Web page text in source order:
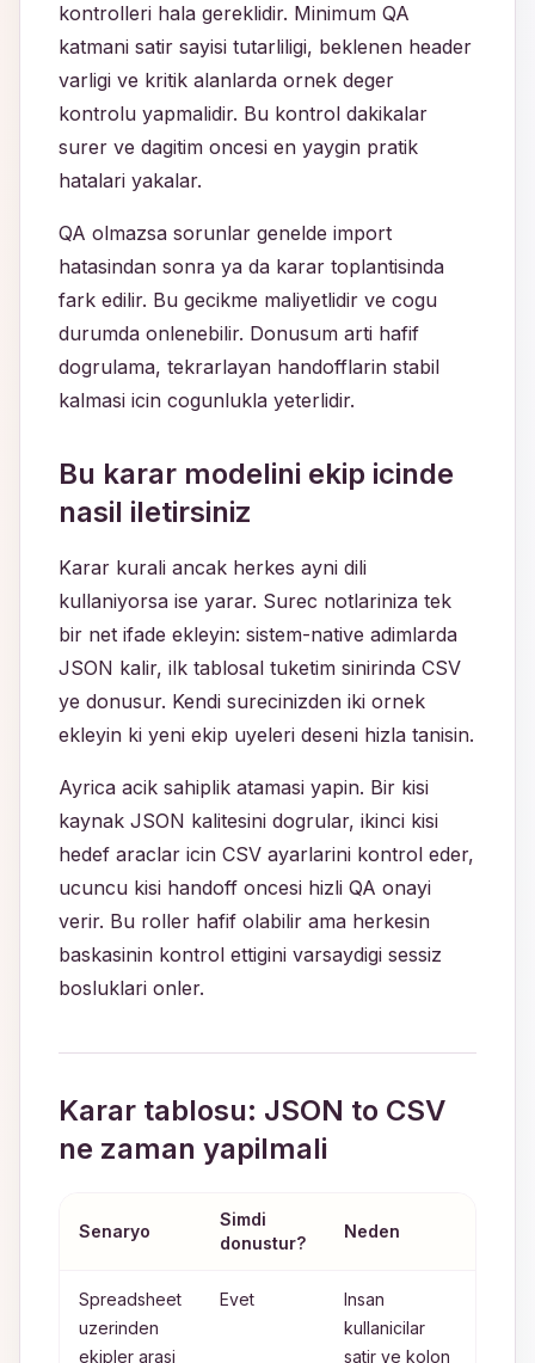
kontrolleri hala gereklidir. Minimum QA
katmani satir sayisi tutarliligi, beklenen header
varligi ve kritik alanlarda ornek deger
kontrolu yapmalidir. Bu kontrol dakikalar
surer ve dagitim oncesi en yaygin pratik
hatalari yakalar.
QA olmazsa sorunlar genelde import
hatasindan sonra ya da karar toplantisinda
fark edilir. Bu gecikme maliyetlidir ve cogu
durumda onlenebilir. Donusum arti hafif
dogrulama, tekrarlayan handofflarin stabil
kalmasi icin cogunlukla yeterlidir.
Bu karar modelini ekip icinde
nasil iletirsiniz
Karar kurali ancak herkes ayni dili
kullaniyorsa ise yarar. Surec notlariniza tek
bir net ifade ekleyin: sistem-native adimlarda
JSON kalir, ilk tablosal tuketim sinirinda CSV
ye donusur. Kendi surecinizden iki ornek
ekleyin ki yeni ekip uyeleri deseni hizla tanisin.
Ayrica acik sahiplik atamasi yapin. Bir kisi
kaynak JSON kalitesini dogrular, ikinci kisi
hedef araclar icin CSV ayarlarini kontrol eder,
ucuncu kisi handoff oncesi hizli QA onayi
verir. Bu roller hafif olabilir ama herkesin
baskasinin kontrol ettigini varsaydigi sessiz
bosluklari onler.
Karar tablosu: JSON to CSV
ne zaman yapilmali
Senaryo
Simdi
donustur?
Neden
Spreadsheet
uzerinden
ekipler arasi
Evet
Insan
kullanicilar
satir ve kolon